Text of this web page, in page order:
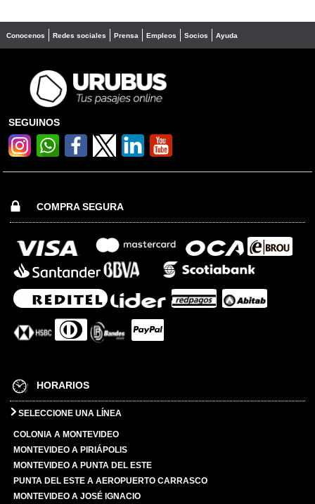
Conocenos Redes sociales Prensa Empleos Socios Ayuda
SEGUINOS
COMPRA SEGURA
HORARIOS
SELECCIONE UNA LÍNEA
COLONIA A MONTEVIDEO
MONTEVIDEO A PIRIÁPOLIS
MONTEVIDEO A PUNTA DEL ESTE
PUNTA DEL ESTE A AEROPUERTO CARRASCO
MONTEVIDEO A JOSÉ IGNACIO